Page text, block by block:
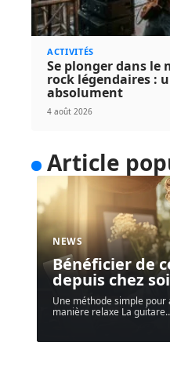
ACTIVITÉS
Se plonger dans le
rock légendaires :
absolument
4 août 2026
Article
NEWS
Bénéficier de
depuis chez soi
Une méthode simple
manière relaxe La guitare